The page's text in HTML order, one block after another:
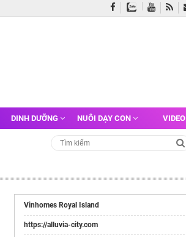
DINH DƯỠNG NUÔI DẠY CON VIDEO
Vinhomes Royal Island
https://alluvia-city.com